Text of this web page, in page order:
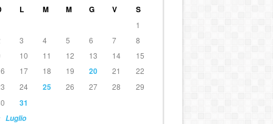
L M M G V S
Luglio
1
3 4 5 6 7
8
10 11 12 13 14
15
17 18 19 20 21
22
24 25 26 27 28
29
31